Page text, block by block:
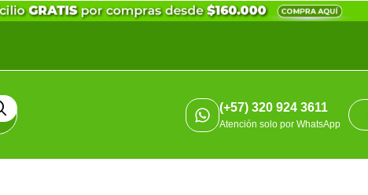
(+57) 320 924 3611
Atención solo por WhatsApp